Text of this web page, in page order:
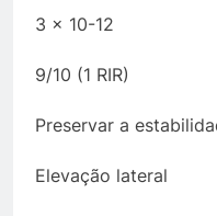
3 x 10-12
9/10 (1 RIR)
Preservar a
Elevação lateral